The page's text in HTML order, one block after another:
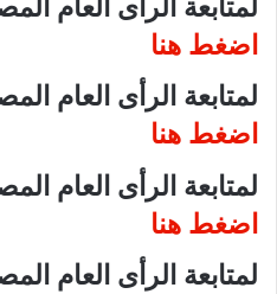
لمتابعة الرأى العام
اضغط هنا
لمتابعة الرأى العام
اضغط هنا
لمتابعة الرأى العام
اضغط هنا
لمتابعة الرأى العام